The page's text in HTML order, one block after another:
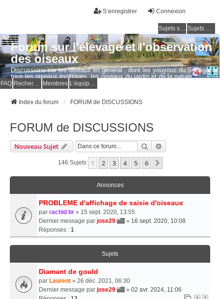
Connexion
S’enregistrer
Sujets sans réponse Sujets actifs
Forum sur l'élevage et l'observation
des oiseaux
Discussions sur les oiseaux en général , dont les youyous du Sénégal et
tous les oiseaux exotiques, les oiseaux du jardin et de la nature.
Questions, photos, expériences.
FAQ Membres
Index du forum FORUM de DISCUSSIONS
FORUM de DISCUSSIONS
Nouveau Sujet Rechercher
146 Sujets 1 2 3 4 5 6
Annonces
PROBLEME d'affichage de saisie d'oiseaux
par rachid br » 15 sept. 2020, 13:55
Dernier message par jose29 » 16 sept. 2020, 10:08
Réponses : 1
Sujets
Diamant de gould
par Laurent » 26 déc. 2021, 06:30
Dernier message par jose29 » 02 avr. 2024, 11:06